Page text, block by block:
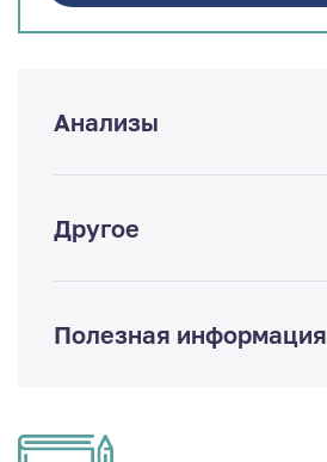
Анализы
Другое
Полезная информация